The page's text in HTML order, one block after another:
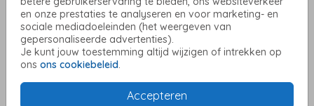
en onze prestaties te analyseren en voor marketing- en
sociale mediadoeleinden (het weergeven van
gepersonaliseerde advertenties).
Je kunt jouw toestemming altijd wijzigen of intrekken op
ons ons cookiebeleid.
Accepteren
(10 meter)
Aantal x 1 Koordjes